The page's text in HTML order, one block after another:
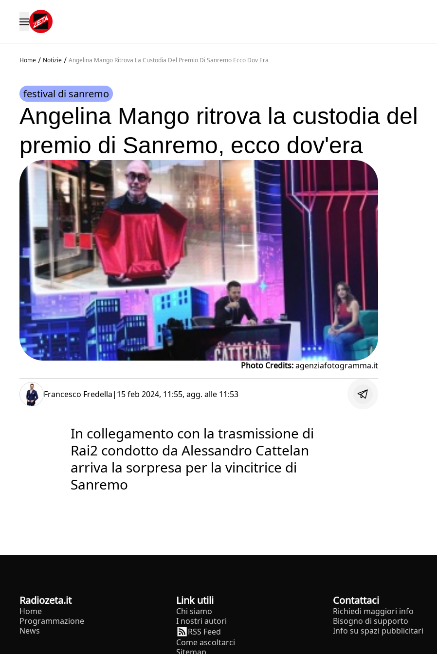
Home / Notizie / Angelina Mango Ritrova La Custodia Del Premio Di Sanremo Ecco Dov Era
festival di sanremo
Angelina Mango ritrova la custodia del
premio di Sanremo, ecco dov'era
Photo Credits:agenziafotogramma.it
Francesco Fredella| 15 feb 2024, 11:55, agg. alle 11:53
In collegamento con la trasmissione di
Rai2 condotto da Alessandro Cattelan
arriva la sorpresa per la vincitrice di
Sanremo
radiozeta.it
Home
Programmazione
News
Link utili
Chi siamo
I nostri autori
RSS Feed
Come ascoltarci
Contattaci
Richiedi maggiori info
Bisogno di supporto
Info su spazi pubblicitari